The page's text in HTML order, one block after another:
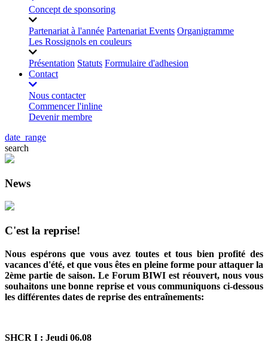
Concept de sponsoring
Partenariat à l'année Partenariat Events Organigramme
Les Rossignols en couleurs
Présentation Statuts Formulaire d'adhesion
Contact
Nous contacter
Commencer l'inline
Devenir membre
date_range
search
News
C'est la reprise!
Nous espérons que vous avez toutes et tous bien profité des
vacances d'été, et que vous êtes en pleine forme pour attaquer la
2ème partie de saison. Le Forum BIWI est réouvert, nous vous
souhaitons une bonne reprise et vous communiquons ci-dessous
les différentes dates de reprise des entraînements:
SHCR I : Jeudi 06.08